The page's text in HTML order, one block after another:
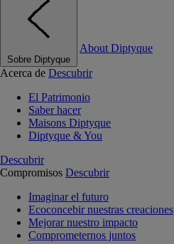
Sobre Diptyque
About Diptyque
Acerca de Descubrir
El Patrimonio
Saber hacer
Maisons Diptyque
Diptyque & You
Descubrir
Compromisos Descubrir
Imaginar el futuro
Ecoconcebir nuestras creaciones
Mejorar nuestro impacto
Comprometernos juntos